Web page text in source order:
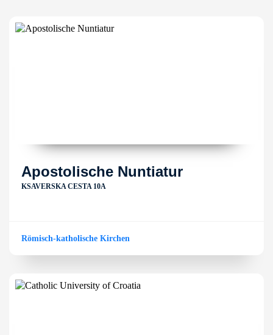
Apostolische Nuntiatur
KSAVERSKA CESTA 10A
Römisch-katholische Kirchen